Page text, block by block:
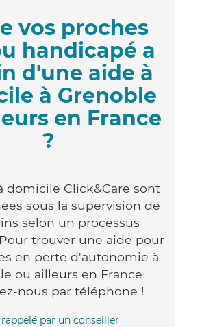
vos proches
handicapé a
d'une aide à
à Grenoble
en France
?
domicile Click&Care sont
sous la supervision de
selon un processus
trouver une aide pour
en perte d'autonomie à
ou ailleurs en France
nous par téléphone !
par un conseiller